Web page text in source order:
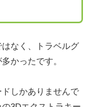
なく、トラベルグ
かったです。
しかありませんで